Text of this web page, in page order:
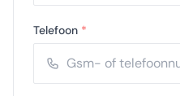
Telefoon *